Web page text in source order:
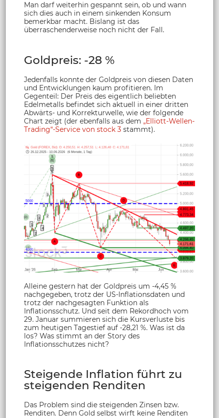
Man darf weiterhin gespannt sein, ob und wann
sich dies auch in einem sinkenden Konsum
bemerkbar macht. Bislang ist das
überraschenderweise noch nicht der Fall.
Goldpreis: -28 %
Jedenfalls konnte der Goldpreis von diesen Daten
und Entwicklungen kaum profitieren. Im
Gegenteil: Der Preis des eigentlich beliebten
Edelmetalls befindet sich aktuell in einer dritten
Abwärts- und Korrekturwelle, wie der folgende
Chart zeigt (der ebenfalls aus dem „Elliott-Wellen-
Trading“-Service von stock 3 stammt).
Alleine gestern hat der Goldpreis um -4,45 %
nachgegeben, trotz der US-Inflationsdaten und
trotz der nachgesagten Funktion als
Inflationsschutz. Und seit dem Rekordhoch vom
29. Januar summieren sich die Kursverluste bis
zum heutigen Tagestief auf -28,21 %. Was ist da
los? Was stimmt an der Story des
Inflationsschutzes nicht?
Steigende Inflation führt zu
steigenden Renditen
Das Problem sind die steigenden Zinsen bzw.
Renditen. Denn Gold selbst wirft keine Renditen